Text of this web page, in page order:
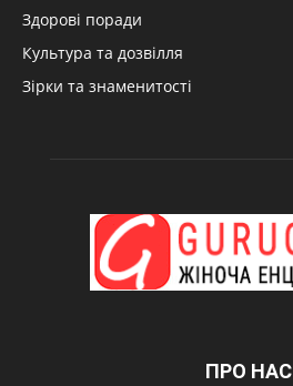
Здорові поради
Культура та дозвілля
Зірки та знаменитості
ПРО НАС